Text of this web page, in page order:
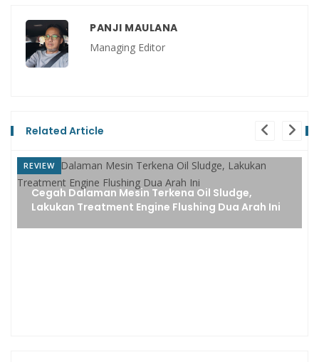
PANJI MAULANA
Managing Editor
Related Article
REVIEW